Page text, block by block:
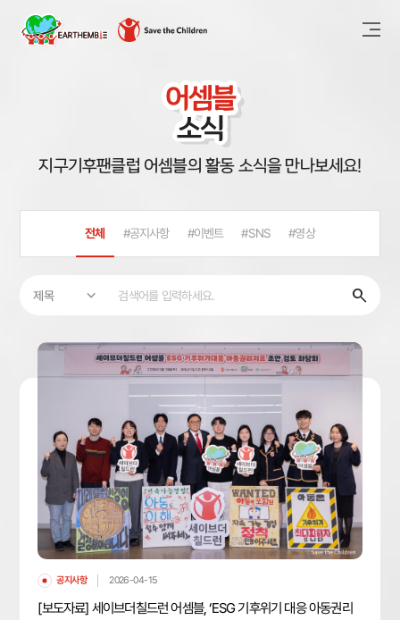
어셈블
소식
지구기후팬클럽 어셈블의 활동 소식을 만나보세요!
전체 공지사항 이벤트 SNS 영상
search
공지사항 2026-04-15
[보도자료] 세이브더칠드런 어셈블, ‘ESG 기후위기 대응 아동권리